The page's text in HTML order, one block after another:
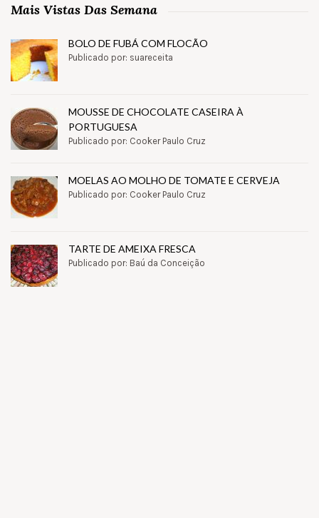
Mais Vistas Das Semana
BOLO DE FUBÁ COM FLOCÃO
Publicado por: suareceita
MOUSSE DE CHOCOLATE CASEIRA À
PORTUGUESA
Publicado por: Cooker Paulo Cruz
MOELAS AO MOLHO DE TOMATE E CERVEJA
Publicado por: Cooker Paulo Cruz
TARTE DE AMEIXA FRESCA
Publicado por: Baú da Conceição